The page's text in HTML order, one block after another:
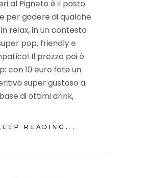
al Pigneto è il posto
per godere di qualche
relax, in un contesto
pop, friendly e
Il prezzo poi è
con 10 euro fate un
super gustoso a
base di ottimi drink,
READING...